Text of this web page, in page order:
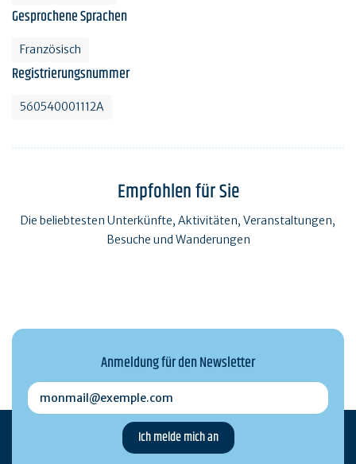
Gesprochene Sprachen
Französisch
Registrierungsnummer
560540001112A
Empfohlen für Sie
Die beliebtesten Unterkünfte, Aktivitäten, Veranstaltungen,
Besuche und Wanderungen
Anmeldung für den Newsletter
monmail@exemple.com